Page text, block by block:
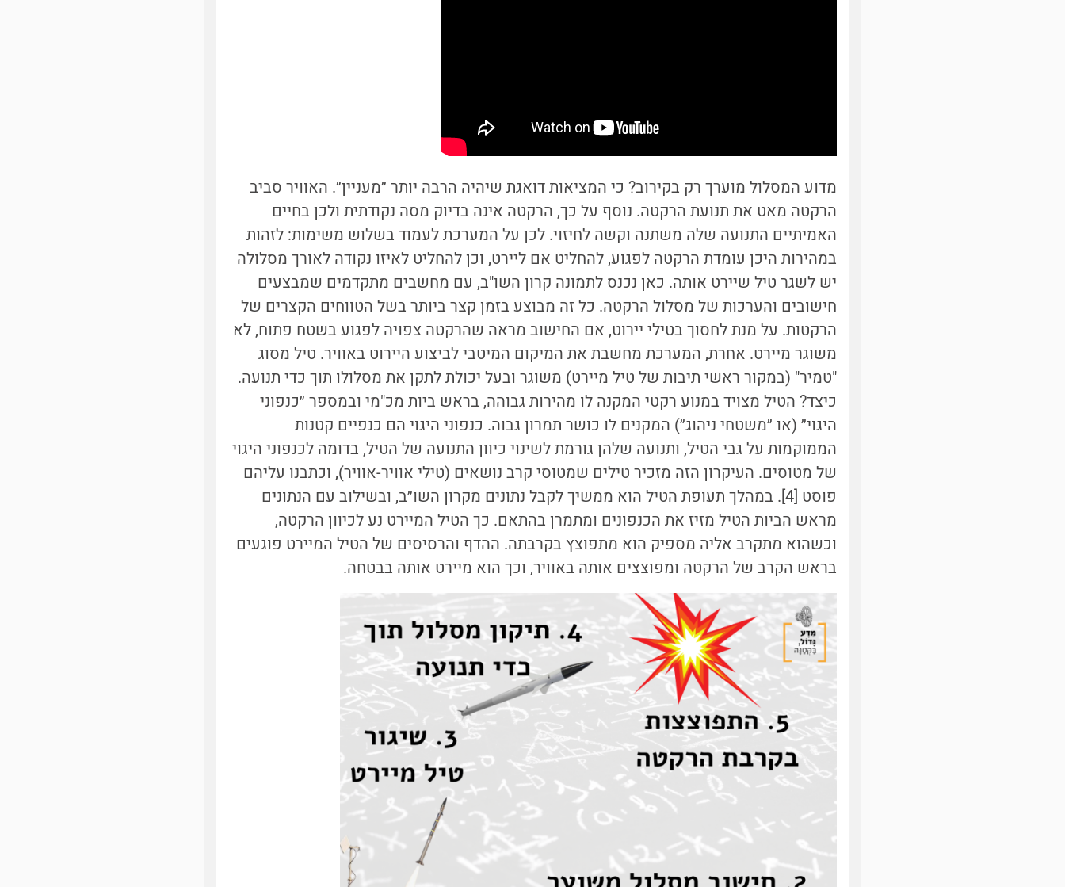
מדוע המסלול מוערך רק בקירוב? כי המציאות דואגת שיהיה הרבה יותר ״מעניין״. האוויר סביב
הרקטה מאט את תנועת הרקטה. נוסף על כך, הרקטה אינה בדיוק מסה נקודתית ולכן בחיים
האמיתיים התנועה שלה משתנה וקשה לחיזוי. לכן על המערכת לעמוד בשלוש משימות: לזהות
במהירות היכן עומדת הרקטה לפגוע, להחליט אם ליירט, וכן להחליט לאיזו נקודה לאורך מסלולה
יש לשגר טיל שיירט אותה. כאן נכנס לתמונה קרון השו"ב, עם מחשבים מתקדמים שמבצעים
חישובים והערכות של מסלול הרקטה. כל זה מבוצע בזמן קצר ביותר בשל הטווחים הקצרים של
הרקטות. על מנת לחסוך בטילי יירוט, אם החישוב מראה שהרקטה צפויה לפגוע בשטח פתוח, לא
משוגר מיירט. אחרת, המערכת מחשבת את המיקום המיטבי לביצוע היירוט באוויר. טיל מסוג
"טמיר" (במקור ראשי תיבות של טיל מיירט) משוגר ובעל יכולת לתקן את מסלולו תוך כדי תנועה.
כיצד? הטיל מצויד במנוע רקטי המקנה לו מהירות גבוהה, בראש ביות מכ"מי ובמספר ״כנפוני
היגוי״ (או ״משטחי ניהוג״) המקנים לו כושר תמרון גבוה. כנפוני היגוי הם כנפיים קטנות
הממוקמות על גבי הטיל, ותנועה שלהן גורמת לשינוי כיוון התנועה של הטיל, בדומה לכנפוני היגוי
של מטוסים. העיקרון הזה מזכיר טילים שמטוסי קרב נושאים (טילי אוויר-אוויר), וכתבנו עליהם
פוסט [4]. במהלך תעופת הטיל הוא ממשיך לקבל נתונים מקרון השו״ב, ובשילוב עם הנתונים
מראש הביות הטיל מזיז את הכנפונים ומתמרן בהתאם. כך הטיל המיירט נע לכיוון הרקטה,
וכשהוא מתקרב אליה מספיק הוא מתפוצץ בקרבתה. ההדף והרסיסים של הטיל המיירט פוגעים
בראש הקרב של הרקטה ומפוצצים אותה באוויר, וכך הוא מיירט אותה בבטחה.